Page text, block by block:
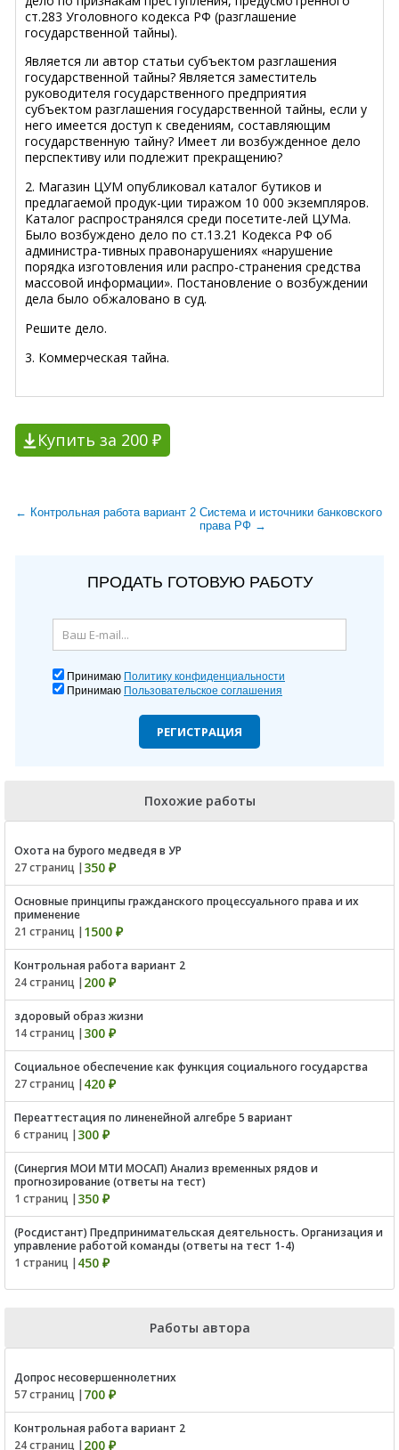
ст.283 Уголовного кодекса РФ (разглашение
государственной тайны).
Является ли автор статьи субъектом разглашения
государственной тайны? Является заместитель
руководителя государственного предприятия
субъектом разглашения государственной тайны, если у
него имеется доступ к сведениям, составляющим
государственную тайну? Имеет ли возбужденное дело
перспективу или подлежит прекращению?
2. Магазин ЦУМ опубликовал каталог бутиков и
предлагаемой продук-ции тиражом 10 000 экземпляров.
Каталог распространялся среди посетите-лей ЦУМа.
Было возбуждено дело по ст.13.21 Кодекса РФ об
администра-тивных правонарушениях «нарушение
порядка изготовления или распро-странения средства
массовой информации». Постановление о возбуждении
дела было обжаловано в суд.
Решите дело.
3. Коммерческая тайна.
Купить за 200 ₽
← Контрольная работа вариант 2 Система и источники банковского
права РФ →
ПРОДАТЬ ГОТОВУЮ РАБОТУ
Принимаю Политику конфиденциальности
Принимаю Пользовательское соглашения
РЕГИСТРАЦИЯ
Похожие работы
Охота на бурого медведя в УР
27 страниц | 350 ₽
Основные принципы гражданского процессуального права и их
применение
21 страниц | 1500 ₽
Контрольная работа вариант 2
24 страниц | 200 ₽
здоровый образ жизни
14 страниц | 300 ₽
Социальное обеспечение как функция социального государства
27 страниц | 420 ₽
Переаттестация по линенейной алгебре 5 вариант
6 страниц | 300 ₽
(Синергия МОИ МТИ МОСАП) Анализ временных рядов и
прогнозирование (ответы на тест)
1 страниц | 350 ₽
(Росдистант) Предпринимательская деятельность. Организация и
управление работой команды (ответы на тест 1-4)
1 страниц | 450 ₽
Работы автора
Допрос несовершеннолетних
57 страниц | 700 ₽
Контрольная работа вариант 2
24 страниц | 200 ₽